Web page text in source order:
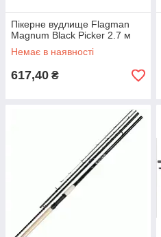
Пікерне вудлище Flagman
Magnum Black Picker 2.7 м
Немає в наявності
617,40 ₴